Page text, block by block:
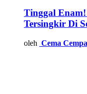
Tinggal
Tersingkir Di
oleh Cema